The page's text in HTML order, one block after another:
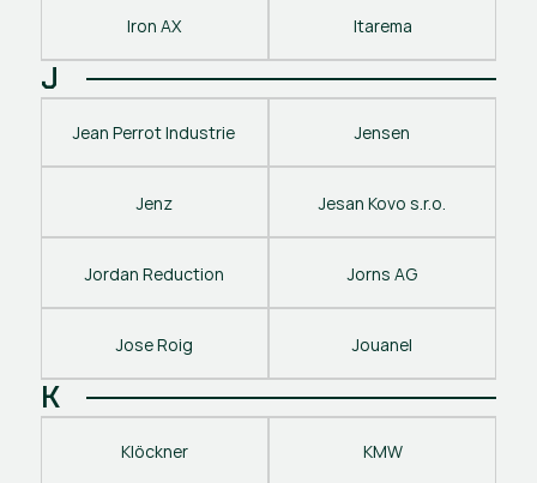
Iron AX Itarema
J
Jean Perrot Industrie Jensen
Jenz Jesan Kovo s.r.o.
Jordan Reduction Jorns AG
Jose Roig Jouanel
K
Klöckner KMW